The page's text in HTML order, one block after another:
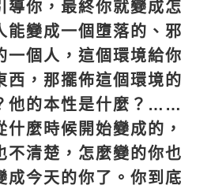
導你，最終你就變成怎
能變成一個墮落的、邪
一個人，這個環境給你
西，那擺佈這個環境的
他的本性是什麼？……
麼時候開始變成的，
不清楚，怎麼變的你也
成今天的你了。你到底